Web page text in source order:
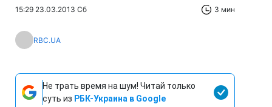
15:29 23.03.2013 Сб 3 мин
RBC.UA
Не трать время на шум! Читай только
суть из РБК-Украина в Google